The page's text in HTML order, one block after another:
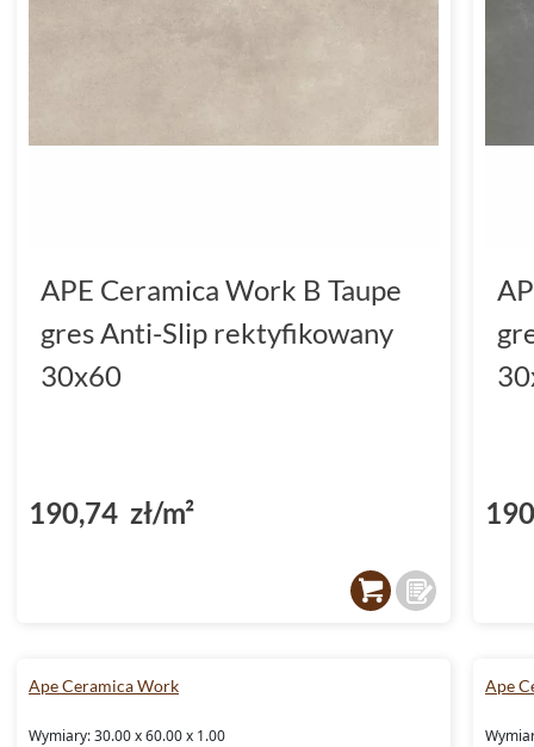
APE Ceramica Work B Taupe
gres Anti-Slip rektyfikowany
30x60
190,74 zł/m²
Ape Ceramica Work
Wymiary: 30.00 x 60.00 x 1.00
Ape